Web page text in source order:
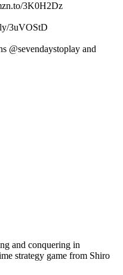
3K0H2Dz
3uVOStD
@sevendaystoplay and
and conquering in
strategy game from Shiro